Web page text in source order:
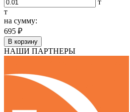
т
на сумму:
695 ₽
В корзину
НАШИ ПАРТНЕРЫ